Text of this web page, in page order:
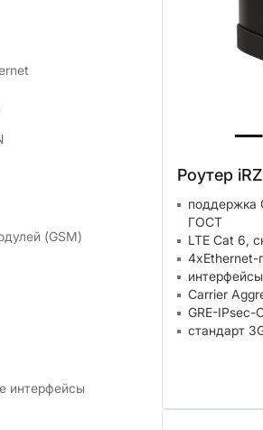
(GSM)
интерфейсы
Роутер
поддержка
ГОСТ
LTE Cat 6,
4xEthernet-
Carrier
GRE-IPsec-
стандарт